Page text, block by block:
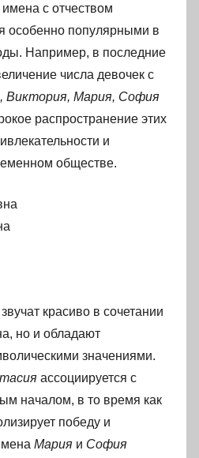
с отчеством
особенно популярными в
Например, в последние
числа девочек с
Виктория, Мария, София
распространение этих
и
обществе.
красиво в сочетании
но и обладают
значениями.
ассоциируется с
началом, в то время как
победу и
Мария и София